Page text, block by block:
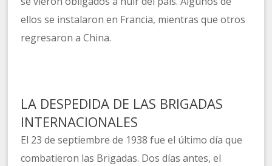
ellos se instalaron en Francia, mientras que otros
regresaron a China.
LA DESPEDIDA DE LAS BRIGADAS
INTERNACIONALES
El 23 de septiembre de 1938 fue el último día que
combatieron las Brigadas. Dos días antes, el